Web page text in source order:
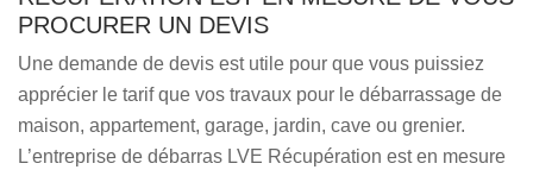
PROCURER UN DEVIS
Une demande de devis est utile pour que vous puissiez
apprécier le tarif que vos travaux pour le débarrassage de
maison, appartement, garage, jardin, cave ou grenier.
L’entreprise de débarras LVE Récupération est en mesure